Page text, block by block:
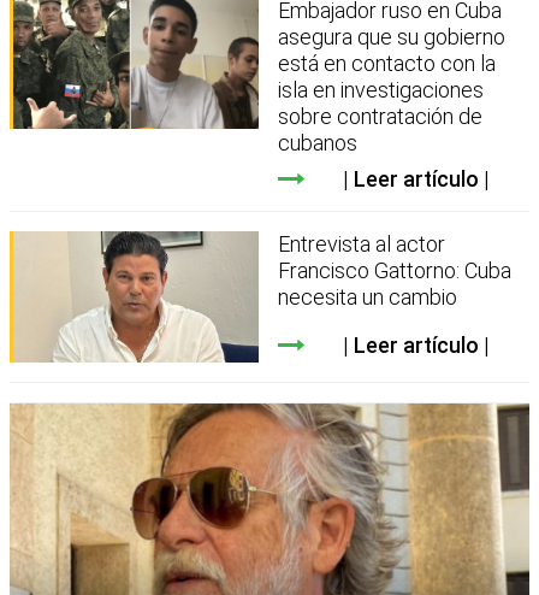
Embajador ruso en Cuba
asegura que su gobierno
está en contacto con la
isla en investigaciones
sobre contratación de
cubanos
Leer artículo
Entrevista al actor
Francisco Gattorno: Cuba
necesita un cambio
Leer artículo